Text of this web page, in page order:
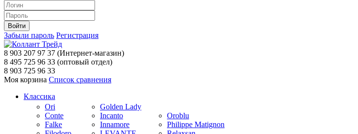
Забыли пароль Регистрация
8 903 207 97 37 (Интернет-магазин)
8 495 725 96 33 (оптовый отдел)
8 903 725 96 33
Моя корзина Список сравнения
Классика
Ori
Conte
Falke
Golden Lady
Incanto
Innamore
Oroblu
Philippe Matignon